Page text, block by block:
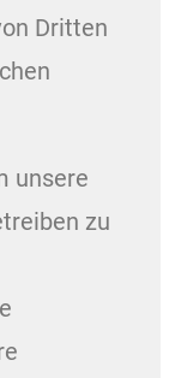
Dritten
unsere
zu